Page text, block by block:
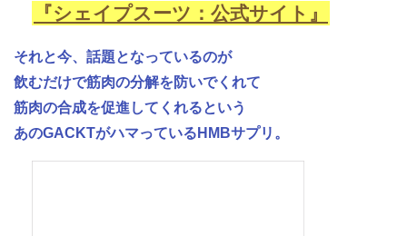
『シェイプスーツ：公式サイト』
それと今、話題となっているのが
飲むだけで筋肉の分解を防いでくれて
筋肉の合成を促進してくれるという
あのGACKTがハマっているHMBサプリ。